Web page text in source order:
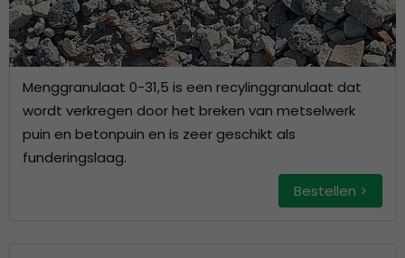
Menggranulaat 0-31,5 is een recylinggranulaat dat
wordt verkregen door het breken van metselwerk
puin en betonpuin en is zeer geschikt als
funderingslaag.
Bestellen >